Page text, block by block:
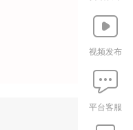
视频发布
平台客服